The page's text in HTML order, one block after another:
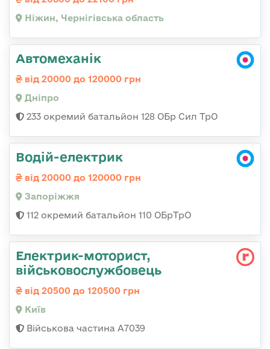
Ніжин, Чернігівська область
Автомеханік
від 20000 до 120000 грн
Дніпро
233 окремий батальйон 128 ОБр Сил ТрО
Водій-електрик
від 20000 до 120000 грн
Запоріжжя
112 окремий батальйон 110 ОБрТрО
Електрик-моторист,
військовослужбовець
від 20500 до 120500 грн
Київ
Військова частина А7039